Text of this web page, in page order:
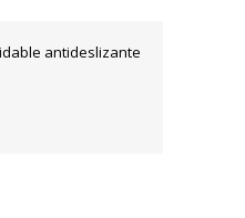
antideslizante